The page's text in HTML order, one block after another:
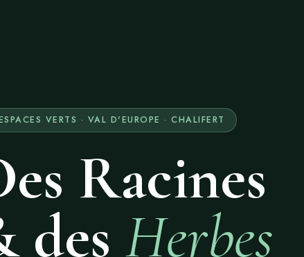
VERTS · VAL D'EUROPE · CHALIFERT
Racines
des Herbes